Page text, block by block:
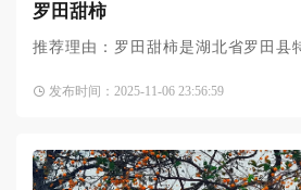
罗田甜柿
推荐理由：罗田甜柿是湖北省罗田县
柿脆甜多汁的口感、皮薄肉厚的质地，
发布时间：2025-11-06 23:56:59